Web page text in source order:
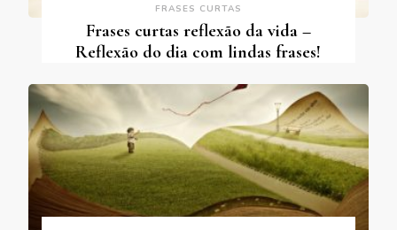
FRASES CURTAS
Frases curtas reflexão da vida –
Reflexão do dia com lindas frases!